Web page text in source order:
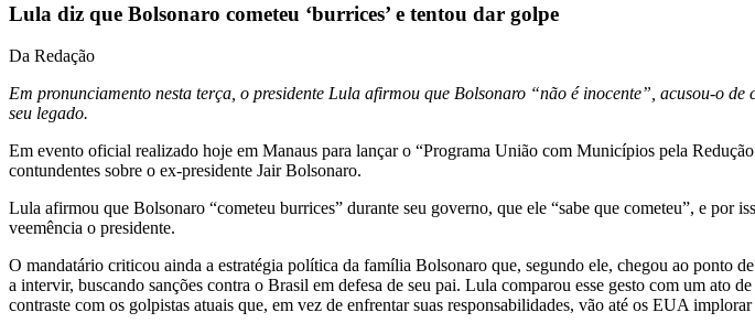
Lula diz que Bolsonaro cometeu ‘burrices’ e tentou dar golpe
Da Redação
Em pronunciamento nesta terça, o presidente Lula afirmou que Bolsonaro “não é inocente”, acusou-o
seu legado.
Em evento oficial realizado hoje em Manaus para lançar o “Programa União com Municípios pela
contundentes sobre o ex-presidente Jair Bolsonaro.
Lula afirmou que Bolsonaro “cometeu burrices” durante seu governo, que ele “sabe que cometeu”, e
veemência o presidente.
O mandatário criticou ainda a estratégia política da família Bolsonaro que, segundo ele, chegou ao
a intervir, buscando sanções contra o Brasil em defesa de seu pai. Lula comparou esse gesto com um
contraste com os golpistas atuais que, em vez de enfrentar suas responsabilidades, vão até os EUA